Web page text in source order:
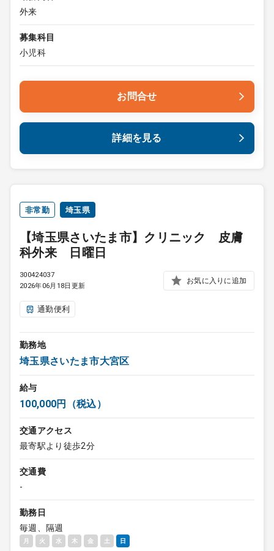
外来
募集科目
小児科
お問合せ
詳細を見る
非常勤 埼玉県
【埼玉県さいたま市】クリニック 皮膚
科外来 日曜日
300424037
2026年06月18日更新
お気に入りに追加
通勤便利
勤務地
埼玉県さいたま市大宮区
給与
100,000円（税込）
交通アクセス
最寄駅より徒歩2分
交通費
-
勤務日
毎週、隔週
月 火 水 木 金 土 日